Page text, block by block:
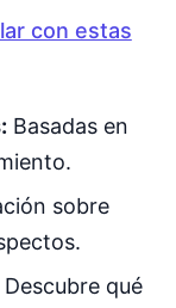
con estas
Basadas en
sobre
Descubre qué